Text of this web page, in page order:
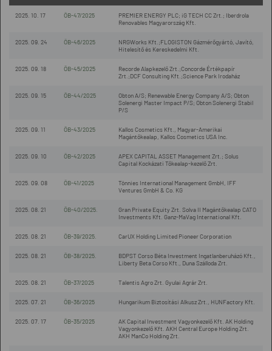
2025. 10. 17 ÖB-47/2025
PREMIER ENERGY PLC; iG TECH CC Zrt.; Iberdrola
Renovables Magyarország Kft.
2025. 09. 24 ÖB-46/2025
NRGWorks Kft.;FLOGISTON Gázmérőgyártó, Javító,
Hitelesítő és Kereskedelmi Kft.
2025. 09. 18 ÖB-45/2025
Recorde Alapkezelő Zrt.;Concorde Értékpapír
Zrt.;DCF Consulting Kft.;Science Park Irodaház
2025. 09. 15 ÖB-44/2025
Obton A/S; Renewable Energy Company A/S; Obton
Solenergi Master Impact P/S; Obton Solenergi Stabil
P/S
2025. 09. 11 ÖB-43/2025
Kallos Cosmetics Kft., Magyar-Amerikai
Magántőkealap, Kallos Cosmetics USA Inc.
2025. 09. 10 ÖB-42/2025
APEX CAPITAL ASSET Management Zrt.; Solus
Capital Kockázati Tőkealap-kezelő Zrt.
2025. 09. 08 ÖB-41/2025
Tönnies International Management GmbH, IFF
Ventures GmbH & Co. KG
2025. 08. 21 ÖB-40/2025.
Gran Private Equity Zrt. Solva II Magántőkealap CATO
Investments Kft. Ganz-MaVag International Kft.
2025. 08. 21 ÖB-39/2025. CarUX Holding Limited Pioneer Corporation
2025. 08. 21 ÖB-38/2025.
BDPST Corso Béta Investment Ingatlanberuházó Kft.,
Liberty Beta Corso Kft., Duna Szálloda Zrt.
2025. 08. 21 ÖB-37/2025 Talentis Agro Zrt. Gyulai Agrár Zrt.
2025. 07. 21 ÖB-36/2025 Hungarikum Biztosítási Alkusz Zrt., HUNFactory Kft.
2025. 07. 17 ÖB-35/2025
AK Capital Investment Vagyonkezelő Kft. AK Holding
Vagyonkezelő Kft. AKH Central Europe Holding Zrt.
AKH ManCo Holding Zrt.